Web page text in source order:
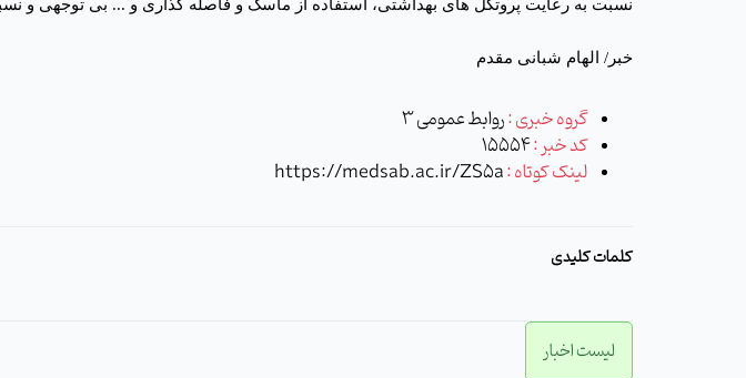
نسبت به رعایت پروتکل های بهداشتی، استفاده از ماسک و فاصله گذاری و ... بی توجهی و
خبر/ الهام شبانی مقدم
گروه خبری :روابط عمومی 3
کد خبر :15554
لینک کوتاه : https://medsab.ac.ir/ZS5a
کلمات کلیدی
لیست اخبار